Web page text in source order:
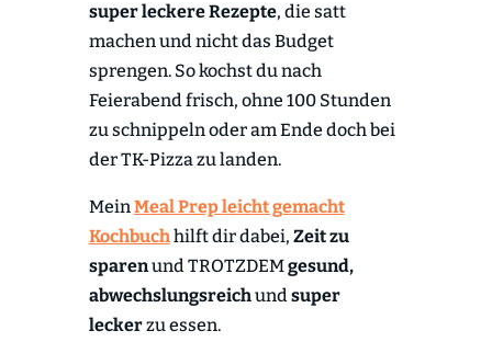
super leckere Rezepte, die satt
machen und nicht das Budget
sprengen. So kochst du nach
Feierabend frisch, ohne 100 Stunden
zu schnippeln oder am Ende doch bei
der TK-Pizza zu landen.
MeinMeal Prep leicht gemacht
Kochbuchhilft dir dabei, Zeit zu
sparenund TROTZDEMgesund,
abwechslungsreichundsuper
leckerzu essen.